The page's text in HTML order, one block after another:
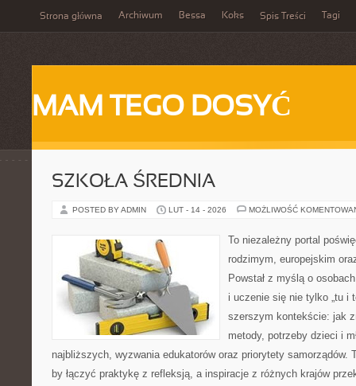
Strona główna Archiwum Bessa Koks Spis Treści Tagi
MAM TEGO DOSYĆ
SZKOŁA ŚREDNIA
POSTED BY ADMIN LUT - 14 - 2026 MOŻLIWOŚĆ
To niezależny portal
rodzimym, europejskim
Powstał z myślą o
i uczenie się nie tylko „tu i
szerszym kontekście: jak
metody, potrzeby dzieci i
najbliższych, wyzwania edukatorów oraz priorytety samorządów.
by łączyć praktykę z refleksją, a inspiracje z różnych krajów